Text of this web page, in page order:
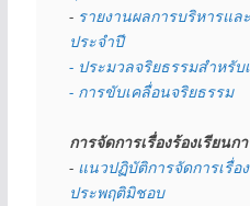
- รายงานผลการบริหารแ
ประจำปี
- ประมวลจริยธรรมสำหรับ
- การขับเคลื่อนจริยธรรม
การจัดการเรื่องร้องเรียน
- แนวปฏิบัติการจัดการเรื่อ
ประพฤติมิชอบ